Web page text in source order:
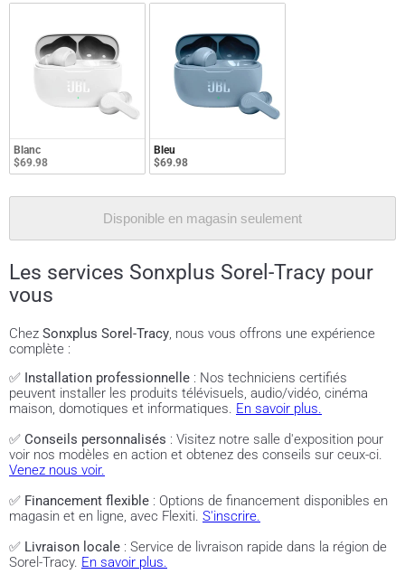
Blanc
$69.98
Bleu
$69.98
Disponible en magasin seulement
Les services Sonxplus Sorel-Tracy pour
vous
Chez Sonxplus Sorel-Tracy, nous vous offrons une expérience
complète :
✅ Installation professionnelle : Nos techniciens certifiés
peuvent installer les produits télévisuels, audio/vidéo, cinéma
maison, domotiques et informatiques. En savoir plus.
✅ Conseils personnalisés : Visitez notre salle d'exposition pour
voir nos modèles en action et obtenez des conseils sur ceux-ci.
Venez nous voir.
✅ Financement flexible : Options de financement disponibles en
magasin et en ligne, avec Flexiti. S'inscrire.
✅ Livraison locale : Service de livraison rapide dans la région de
Sorel-Tracy. En savoir plus.